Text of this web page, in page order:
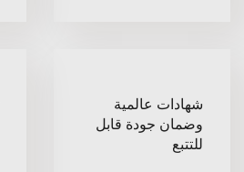
شهادات عالمية
وضمان جودة قابل
للتتبع